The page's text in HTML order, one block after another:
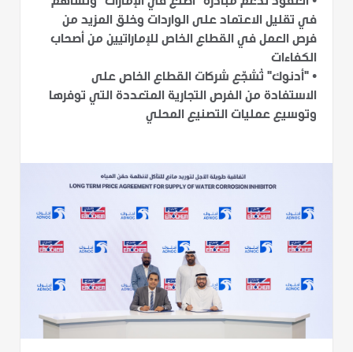
في تقليل الاعتماد على الواردات وخلق المزيد من
فرص العمل في القطاع الخاص للإماراتيين من أصحاب
الكفاءات
• "أدنوك" تُشجّع شركات القطاع الخاص على
الاستفادة من الفرص التجارية المتعددة التي توفرها
وتوسيع عمليات التصنيع المحلي